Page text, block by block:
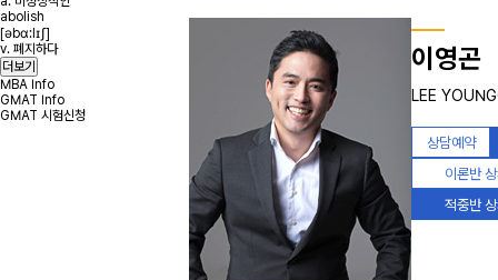
abolish
[əbɑ:lɪʃ]
v. 폐지하다
더보기
MBA Info
GMAT Info
GMAT 시험신청
이영곤
LEE
상담예약
이론반
적중반